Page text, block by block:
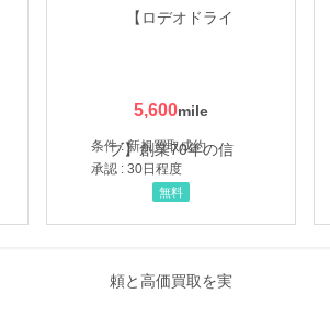
5,600
条件 : 新規買取成約
承認 : 30日程度
無料